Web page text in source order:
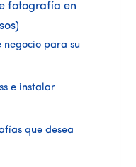
fotografía en
negocio para su
e instalar
que desea